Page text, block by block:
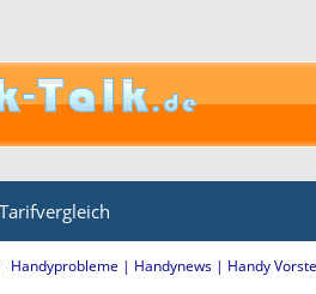
Tarifvergleich
Handyprobleme | Handynews | Handy